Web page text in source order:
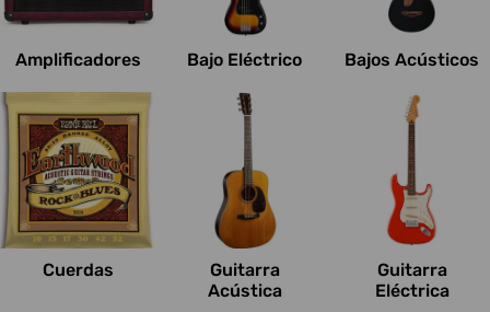
Amplificadores Bajo Eléctrico Bajos Acústicos
Cuerdas
Guitarra
Acústica
Guitarra
Eléctrica